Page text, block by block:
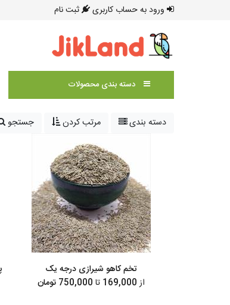
ورود به حساب کاربری ثبت نام
دسته بندی محصولات
دسته بندی مرتب کردن جستجو
تخم کاهو شیرازی درجه یک
از
تا